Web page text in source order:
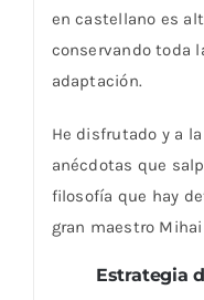
en castellano es
conservando toda
adaptación.
He disfrutado y a
anécdotas que
filosofía que hay
gran maestro
Estrategia